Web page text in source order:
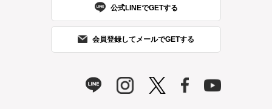
公式LINEでGETする
会員登録してメールでGETする